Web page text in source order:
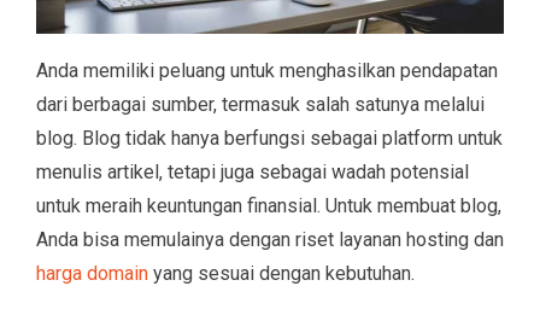
Anda memiliki peluang untuk menghasilkan pendapatan
dari berbagai sumber, termasuk salah satunya melalui
blog. Blog tidak hanya berfungsi sebagai platform untuk
menulis artikel, tetapi juga sebagai wadah potensial
untuk meraih keuntungan finansial. Untuk membuat blog,
Anda bisa memulainya dengan riset layanan hosting dan
harga domain yang sesuai dengan kebutuhan.